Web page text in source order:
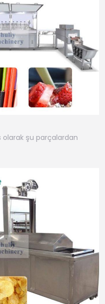
olarak şu parçalardan